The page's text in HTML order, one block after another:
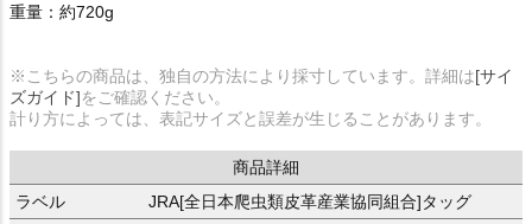
重量：約720g
※こちらの商品は、独自の方法により採寸しています。詳細は[サイ
ズガイド]をご確認ください。
計り方によっては、表記サイズと誤差が生じることがあります。
商品詳細
ラベル
JRA[全日本爬虫類皮革産業協同組合]タッグ